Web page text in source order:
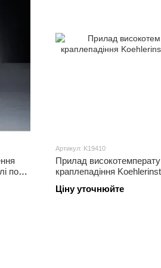
по
Артикул: K19410
Прилад
краплепадіння
Ціну уточнюйте